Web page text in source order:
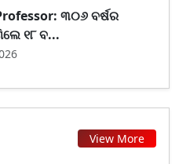
୩୦୬ ବର୍ଷର
୧୮ ବ...
View More